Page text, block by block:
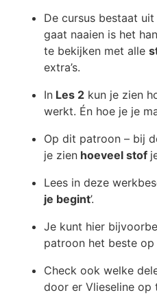
De cursus bestaat uit
gaat naaien is het
te bekijken met alle
extra’s.
In Les 2 kun je zien
werkt. Én hoe je je
Op dit patroon – bij
je zien hoeveel stof
Lees in deze
je begint’.
Je kunt hier
patroon het beste
Check ook welke
door er Vlieseline op